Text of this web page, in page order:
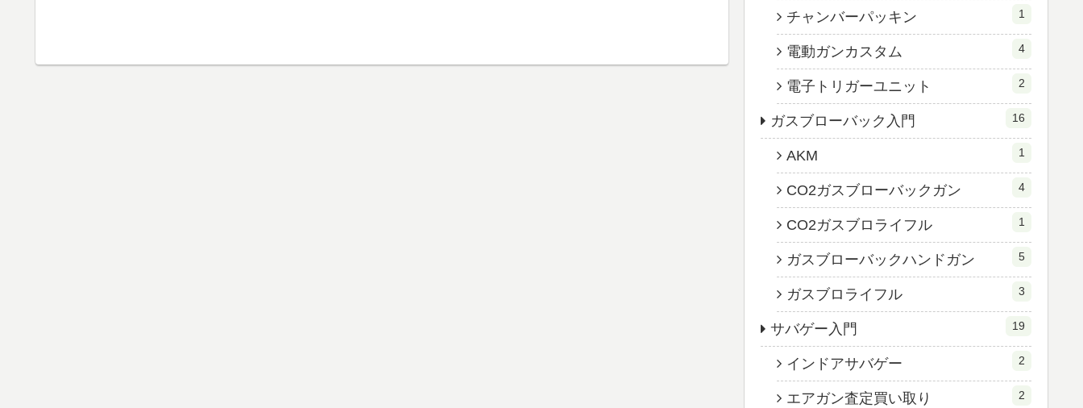
チャンバーパッキン 1
電動ガンカスタム 4
電子トリガーユニット 2
ガスブローバック入門 16
AKM 1
CO2ガスブローバックガン 4
CO2ガスブロライフル 1
ガスブローバックハンドガン 5
ガスブロライフル 3
サバゲー入門 19
インドアサバゲー 2
エアガン査定買い取り 2